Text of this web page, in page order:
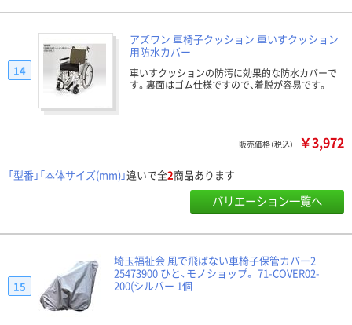
アズワン 車椅子クッション 車いすクッション
用防水カバー
車いすクッションの防汚に効果的な防水カバーで
す。裏面はゴム仕様ですので、着脱が容易です。
14
販売価格（税込） ￥3,972
「型番」「本体サイズ(mm)」違いで全2商品あります
バリエーション一覧へ
埼玉福祉会 風で飛ばない車椅子保管カバー2
25473900 ひと、モノショップ。 71-COVER02-
200(シルバー 1個
15